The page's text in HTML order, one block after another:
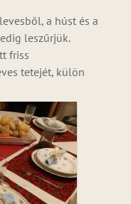
a húst és a
leszűrjük.
friss
tetejét, külön